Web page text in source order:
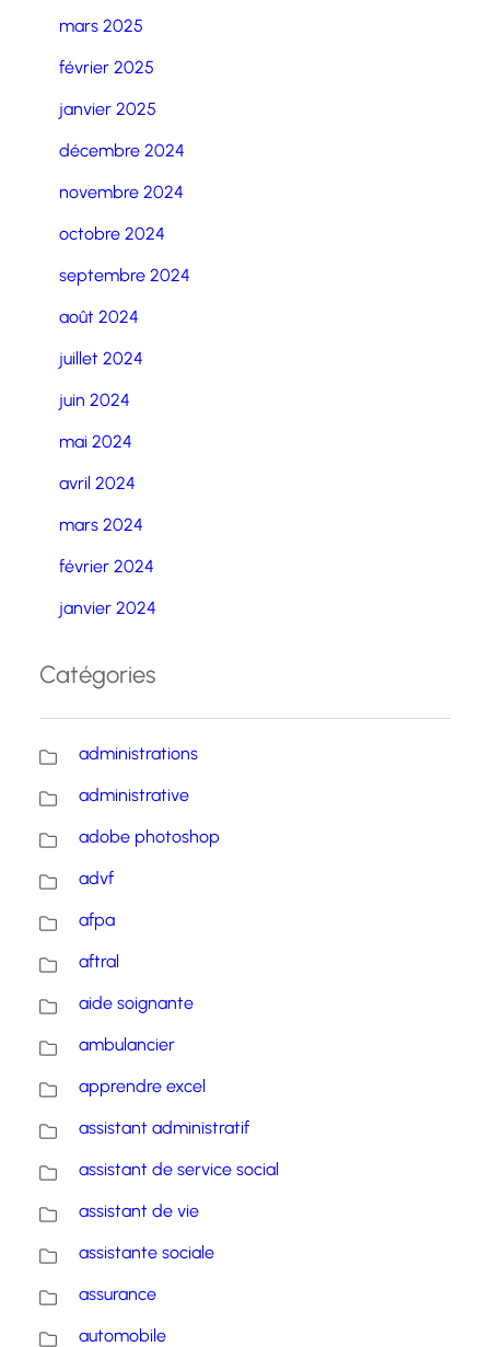
mars 2025
février 2025
janvier 2025
décembre 2024
novembre 2024
octobre 2024
septembre 2024
août 2024
juillet 2024
juin 2024
mai 2024
avril 2024
mars 2024
février 2024
janvier 2024
Catégories
administrations
administrative
adobe photoshop
advf
afpa
aftral
aide soignante
ambulancier
apprendre excel
assistant administratif
assistant de service social
assistant de vie
assistante sociale
assurance
automobile